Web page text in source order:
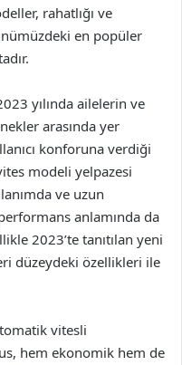
rahatlığı ve
en popüler
yılında ailelerin ve
arasında yer
konforuna verdiği
modeli yelpazesi
ve uzun
anlamında da
2023’te tanıtılan yeni
düzeydeki özellikleri ile
vitesli
hem ekonomik hem de